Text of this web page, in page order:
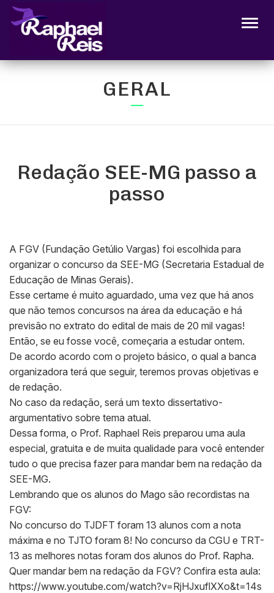
GERAL
Redação SEE-MG passo a
passo
A FGV (Fundação Getúlio Vargas) foi escolhida para
organizar o concurso da SEE-MG (Secretaria Estadual de
Educação de Minas Gerais).
Esse certame é muito aguardado, uma vez que há anos
que não temos concursos na área da educação e há
previsão no extrato do edital de mais de 20 mil vagas!
Então, se eu fosse você, começaria a estudar ontem.
De acordo acordo com o projeto básico, o qual a banca
organizadora terá que seguir, teremos provas objetivas e
de redação.
No caso da redação, será um texto dissertativo-
argumentativo sobre tema atual.
Dessa forma, o Prof. Raphael Reis preparou uma aula
especial, gratuita e de muita qualidade para você entender
tudo o que precisa fazer para mandar bem na redação da
SEE-MG.
Lembrando que os alunos do Mago são recordistas na
FGV:
No concurso do TJDFT foram 13 alunos com a nota
máxima e no TJTO foram 8! No concurso da CGU e TRT-
13 as melhores notas foram dos alunos do Prof. Rapha.
Quer mandar bem na redação da FGV? Confira esta aula:
https://www.youtube.com/watch?v=RjHJxuflXXo&t=14s